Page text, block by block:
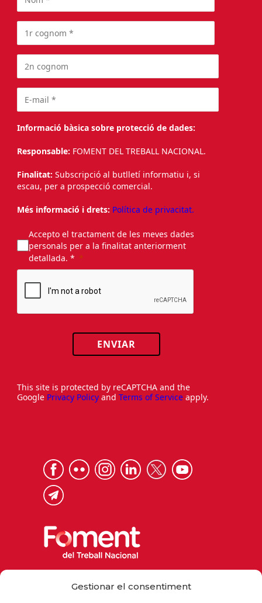
Gestionar el consentiment
Informació bàsica sobre protecció de dades:
Responsable: FOMENT DEL TREBALL NACIONAL.
Finalitat: Subscripció al butlletí informatiu i, si
escau, per a prospecció comercial.
Més informació i drets: Política de privacitat.
Accepto el tractament de les meves dades
personals per a la finalitat anteriorment
detallada. *
ENVIAR
This site is protected by reCAPTCHA and the
Google Privacy Policy and Terms of Service apply.